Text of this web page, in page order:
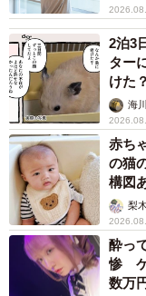
2泊3
ター
けた
海
赤ち
の猫
構図
梨
酔っ
惨 ケ
数万